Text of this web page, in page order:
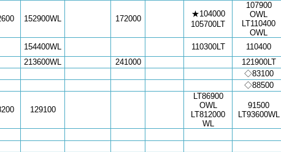
152900WL 172000
★104000
105700LT
107900
OWL
LT110400
OWL
154400WL 110300LT
110400
213600WL 241000
121900LT
◇83100
◇88500
129100
LT86900
OWL
LT812000
WL
91500
LT93600WL